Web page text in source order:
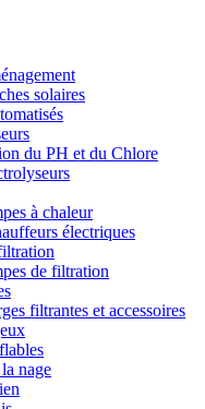
solaires
du PH et du Chlore
à chaleur
électriques
de filtration
filtrantes et accessoires
nage